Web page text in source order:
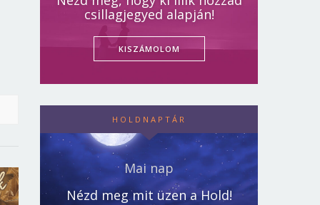
csillagjegyed alapján!
KISZÁMOLOM
HOLDNAPTÁR
Mai nap
Nézd meg mit üzen a Hold!